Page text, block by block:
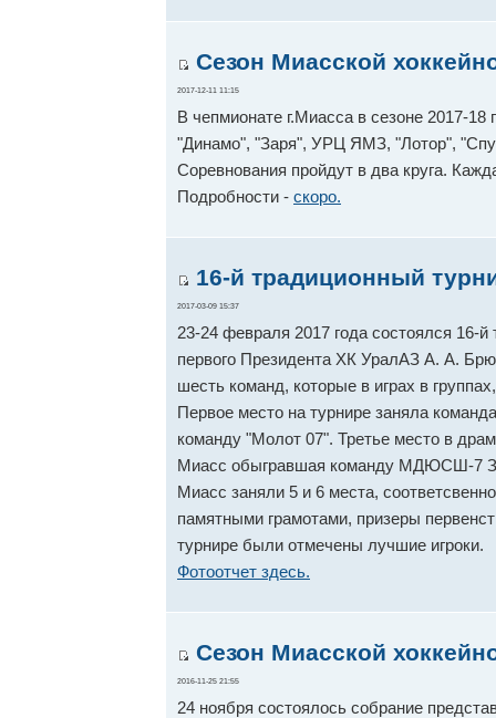
Сезон Миасской
2017-12-11 11:15
В чепмионате г.Миасса в сезоне 2017-18
"Динамо", "Заря", УРЦ ЯМЗ, "Лотор",
Соревнования пройдут в два круга.
Подробности - скоро.
16-й традиционный
2017-03-09 15:37
23-24 февраля 2017 года состоялся 16-
первого Президента ХК УралАЗ А. А.
шесть команд, которые в играх в
Первое место на турнире заняла
команду "Молот 07". Третье место в
Миасс обыгравшая команду МДЮСШ-7
Миасс заняли 5 и 6 места,
памятными грамотами, призеры
турнире были отмечены лучшие игроки.
Фотоотчет здесь.
Сезон Миасской
2016-11-25 21:55
24 ноября состоялось собрание